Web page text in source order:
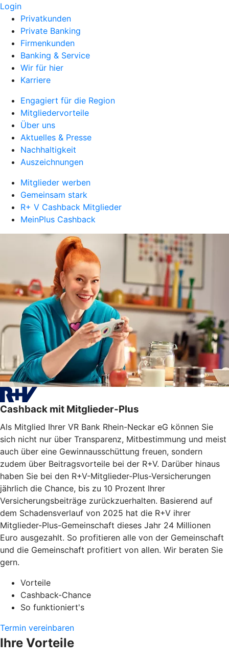
Login
Privatkunden
Private Banking
Firmenkunden
Banking & Service
Wir für hier
Karriere
Engagiert für die Region
Mitgliedervorteile
Über uns
Aktuelles & Presse
Nachhaltigkeit
Auszeichnungen
Mitglieder werben
Gemeinsam stark
R+ V Cashback Mitglieder
MeinPlus Cashback
Cashback mit Mitglieder-Plus
Als Mitglied Ihrer VR Bank Rhein-Neckar eG können Sie
sich nicht nur über Transparenz, Mitbestimmung und meist
auch über eine Gewinnausschüttung freuen, sondern
zudem über Beitragsvorteile bei der R+V. Darüber hinaus
haben Sie bei den R+V-Mitglieder-Plus-Versicherungen
jährlich die Chance, bis zu 10 Prozent Ihrer
Versicherungsbeiträge zurückzuerhalten. Basierend auf
dem Schadensverlauf von 2025 hat die R+V ihrer
Mitglieder-Plus-Gemeinschaft dieses Jahr 24 Millionen
Euro ausgezahlt. So profitieren alle von der Gemeinschaft
und die Gemeinschaft profitiert von allen. Wir beraten Sie
gern.
Vorteile
Cashback-Chance
So funktioniert's
Termin vereinbaren
Ihre Vorteile